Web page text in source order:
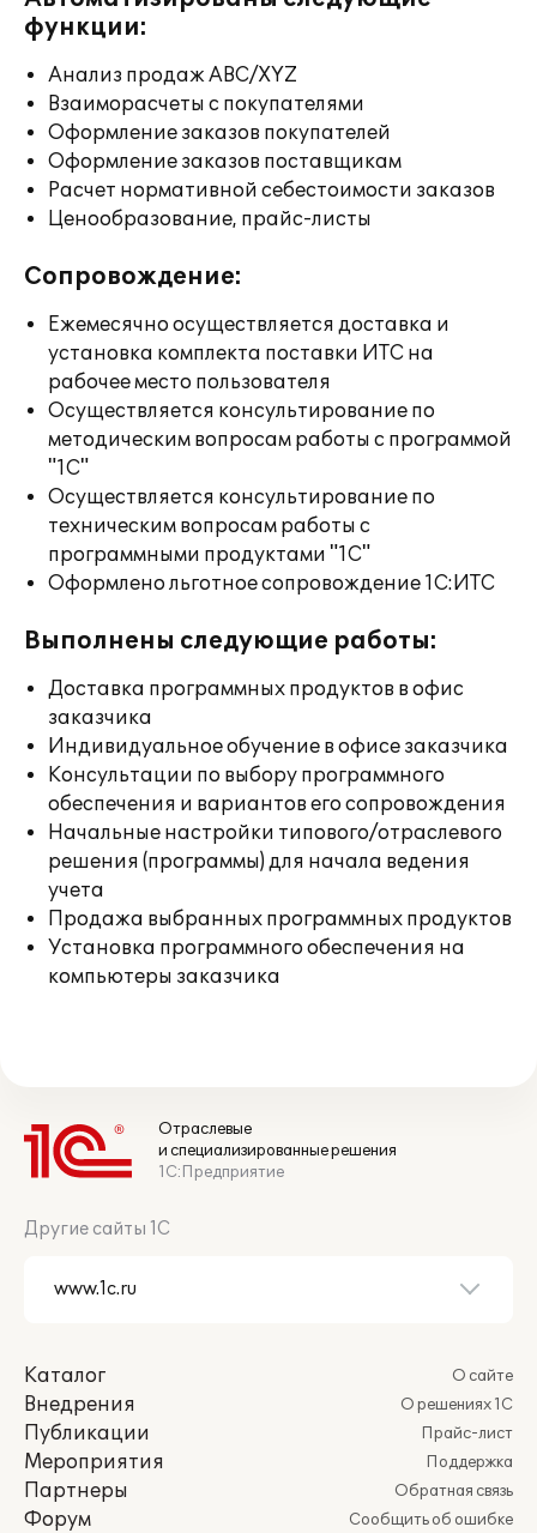
функции:
Анализ продаж ABC/XYZ
Взаиморасчеты с покупателями
Оформление заказов покупателей
Оформление заказов поставщикам
Расчет нормативной себестоимости заказов
Ценообразование, прайс-листы
Сопровождение:
Ежемесячно осуществляется доставка и
установка комплекта поставки ИТС на
рабочее место пользователя
Осуществляется консультирование по
методическим вопросам работы с программой
"1С"
Осуществляется консультирование по
техническим вопросам работы с
программными продуктами "1С"
Оформлено льготное сопровождение 1С:ИТС
Выполнены следующие работы:
Доставка программных продуктов в офис
заказчика
Индивидуальное обучение в офисе заказчика
Консультации по выбору программного
обеспечения и вариантов его сопровождения
Начальные настройки типового/отраслевого
решения (программы) для начала ведения
учета
Продажа выбранных программных продуктов
Установка программного обеспечения на
компьютеры заказчика
Отраслевые
и специализированные решения
1С:Предприятие
Другие сайты 1С
Каталог
Внедрения
Публикации
Мероприятия
Партнеры
Форум
О сайте
О решениях 1С
Прайс-лист
Поддержка
Обратная связь
Сообщить об ошибке